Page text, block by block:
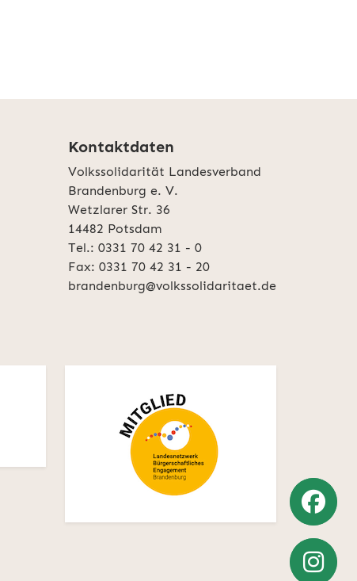
Kontaktdaten
Volkssolidarität Landesverband
Brandenburg e. V.
Wetzlarer Str. 36
14482 Potsdam
Tel.: 0331 70 42 31 - 0
Fax: 0331 70 42 31 - 20
brandenburg@volkssolidaritaet.de
Weiter